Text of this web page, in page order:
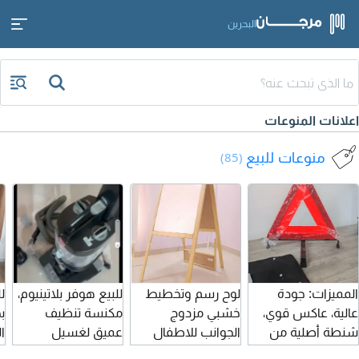
البحرين
اعلانات المنوعات
منوعات للبيع (85)
المميزات: جودة
عالية، عاكس قوي،
شنطة أصلية من
تويوتا.
لوح رسم وتخطيط
خشبي مزدوج
الجوانب للاطفال
(ايكيا)
للبيع هوفر بلاتينيوم،
مكنسة تنظيف
عميق لغسيل
السجاد، 1200 واط،